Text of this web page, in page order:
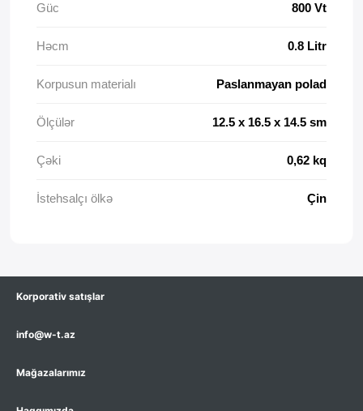
Güc 800 Vt
Həcm 0.8 Litr
Korpusun materialı Paslanmayan polad
Ölçülər 12.5 x 16.5 x 14.5 sm
Çəki 0,62 kq
İstehsalçı ölkə Çin
Korporativ satışlar
info@w-t.az
Mağazalarımız